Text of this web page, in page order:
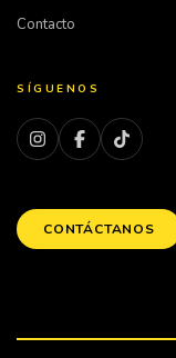
Contacto
SÍGUENOS
CONTÁCTANOS